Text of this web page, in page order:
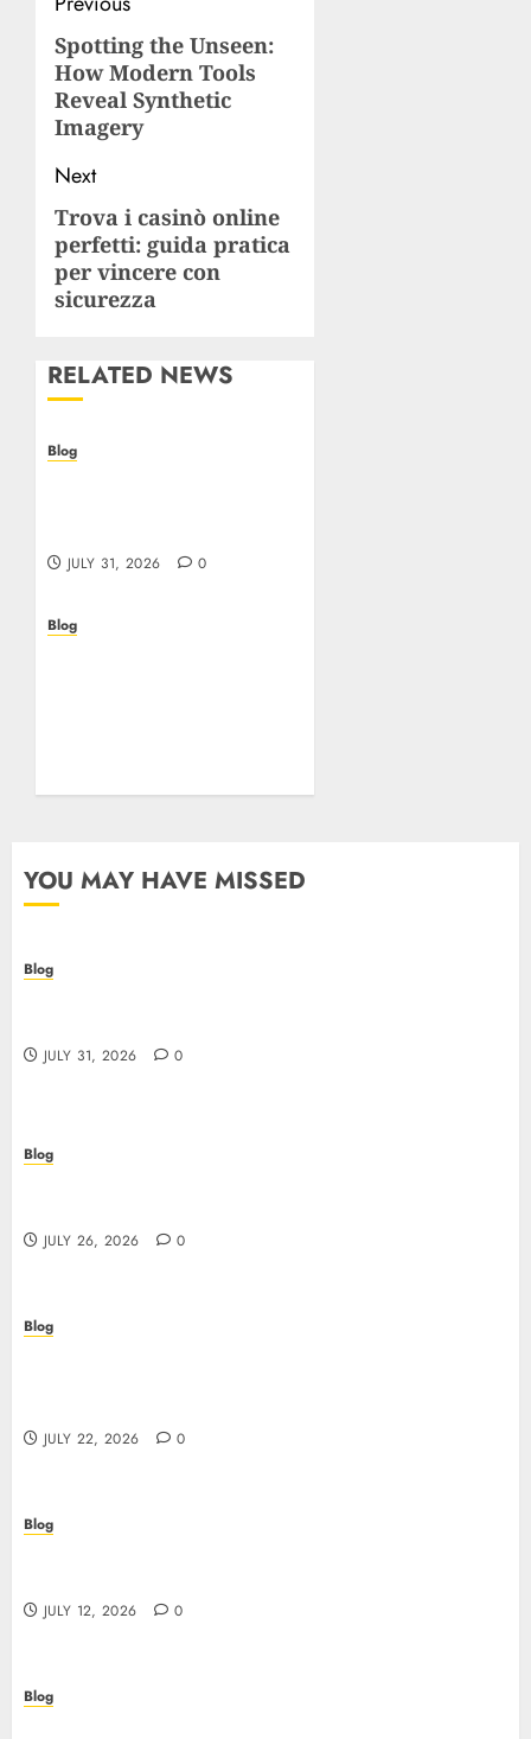
navigation
Previous
post:
Spotting the Unseen:
How Modern Tools
Reveal Synthetic
Imagery
Next
Next
post:
Trova i casinò online
perfetti: guida pratica
per vincere con
sicurezza
RELATED NEWS
Blog
JULY 31, 2026 0
Blog
JULY 26, 2026 0
YOU MAY HAVE MISSED
Blog
JULY 31, 2026 0
Blog
JULY 26, 2026 0
Blog
JULY 22, 2026 0
Blog
JULY 12, 2026 0
Blog